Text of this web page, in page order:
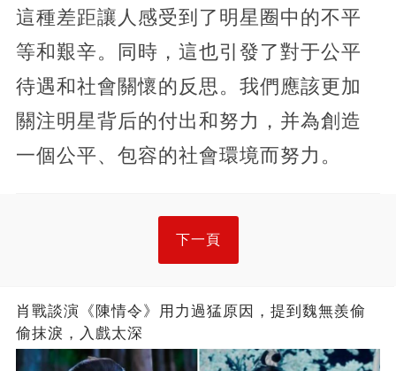
這種差距讓人感受到了明星圈中的不平
等和艱辛。同時，這也引發了對于公平
待遇和社會關懷的反思。我們應該更加
關注明星背后的付出和努力，并為創造
一個公平、包容的社會環境而努力。
下一頁
肖戰談演《陳情令》用力過猛原因，提到魏無羨偷
偷抹淚，入戲太深